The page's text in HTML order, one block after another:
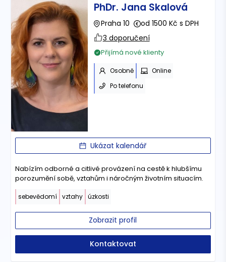
PhDr. Jana Skalová
Praha 10
od 1500 Kč s DPH
3 doporučení
Přijímá nové klienty
Osobně
Online
Po telefonu
Ukázat kalendář
Nabízím odborné a citlivé provázení na cestě k hlubšímu
porozumění sobě, vztahům i náročným životním situacím.
sebevědomí vztahy úzkosti
Zobrazit profil
Kontaktovat